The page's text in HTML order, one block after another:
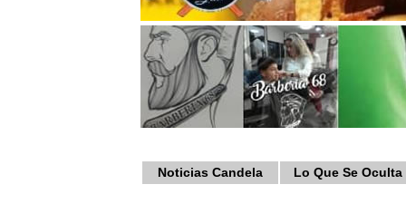
Noticias Candela Lo Que Se Oculta